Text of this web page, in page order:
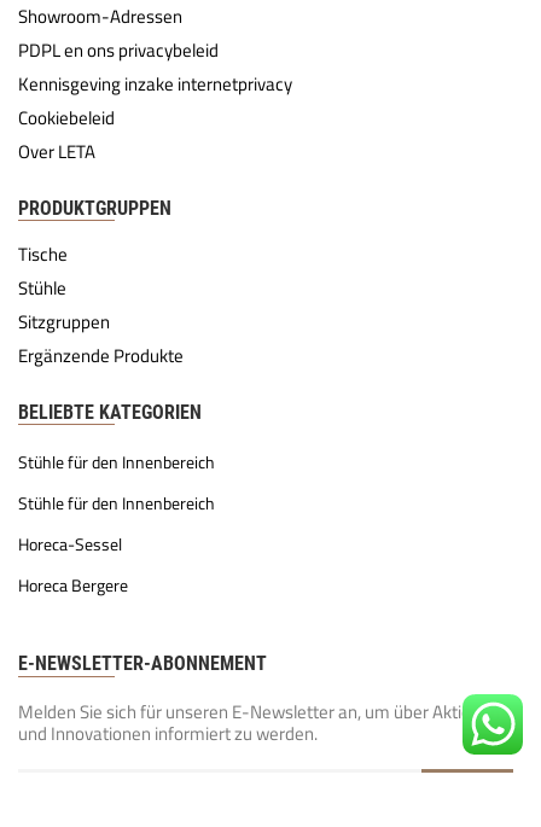
Showroom-Adressen
PDPL en ons privacybeleid
Kennisgeving inzake internetprivacy
Cookiebeleid
Over LETA
PRODUKTGRUPPEN
Tische
Stühle
Sitzgruppen
Ergänzende Produkte
BELIEBTE KATEGORIEN
Stühle für den Innenbereich
Stühle für den Innenbereich
Horeca-Sessel
Horeca Bergere
E-NEWSLETTER-ABONNEMENT
Melden Sie sich für unseren E-Newsletter an, um über Aktionen
und Innovationen informiert zu werden.